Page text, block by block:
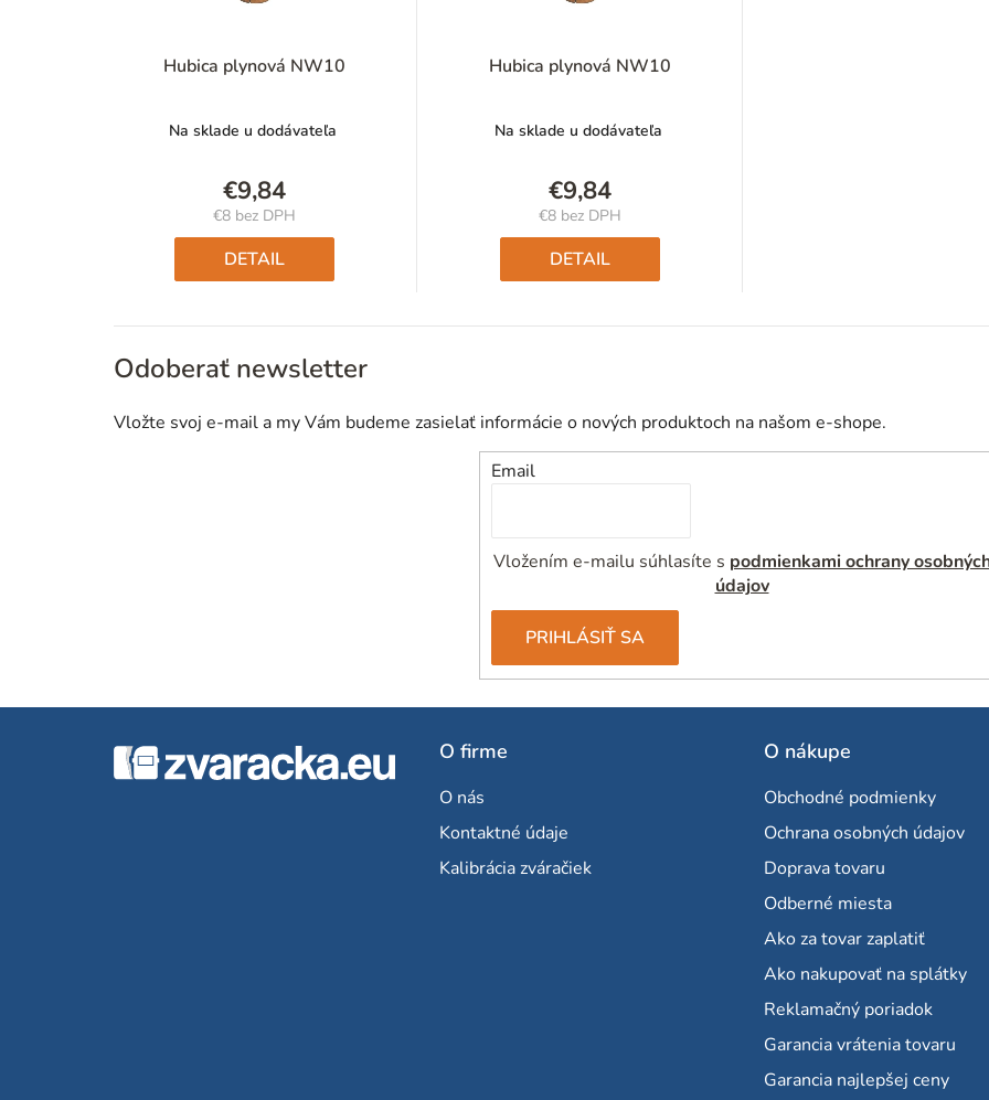
Hubica plynová NW10
Na sklade u dodávateľa
€9,84
€8 bez DPH
Jednotková
cena:
DETAIL
Hubica plynová NW10
Na sklade u dodávateľa
€9,84
€8 bez DPH
Jednotková
cena:
DETAIL
Odoberať newsletter
Vložte svoj e-mail a my Vám budeme zasielať informácie o nových produktoch na našom e-shope.
Email
Vložením e-mailu súhlasíte s podmienkami ochrany
údajov
PRIHLÁSIŤ SA
O firme
O nás
Kontaktné údaje
Kalibrácia zváračiek
O nákupe
Obchodné podmienky
Ochrana osobných údajov
Doprava tovaru
Odberné miesta
Ako za tovar zaplatiť
Ako nakupovať na splátky
Reklamačný poriadok
Garancia vrátenia tovaru
Garancia najlepšej ceny